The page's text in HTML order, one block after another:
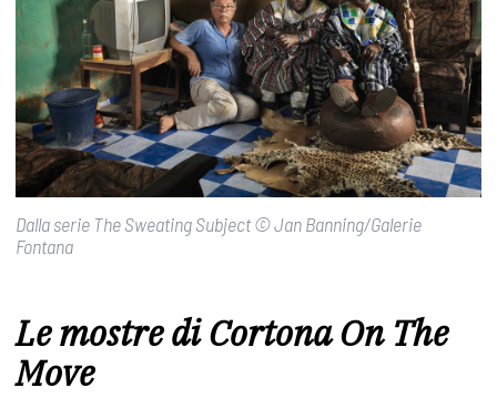
Dalla serie The Sweating Subject © Jan Banning/Galerie
Fontana
Le mostre di Cortona On The
Move